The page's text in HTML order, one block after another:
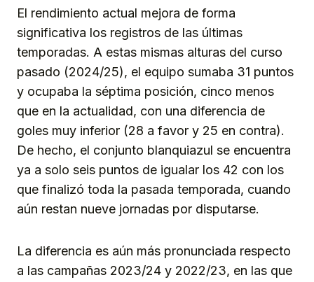
El rendimiento actual mejora de forma
significativa los registros de las últimas
temporadas. A estas mismas alturas del curso
pasado (2024/25), el equipo sumaba 31 puntos
y ocupaba la séptima posición, cinco menos
que en la actualidad, con una diferencia de
goles muy inferior (28 a favor y 25 en contra).
De hecho, el conjunto blanquiazul se encuentra
ya a solo seis puntos de igualar los 42 con los
que finalizó toda la pasada temporada, cuando
aún restan nueve jornadas por disputarse.
La diferencia es aún más pronunciada respecto
a las campañas 2023/24 y 2022/23, en las que